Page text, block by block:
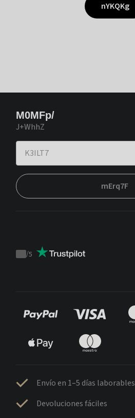
nYKQKg
M0MFp/
J+WhhZ
mErq7F
Trustpilot
/5
Envío en 1–5 días laborables
Devoluciones fáciles